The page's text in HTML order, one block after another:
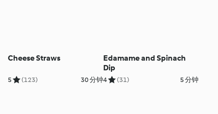
Cheese Straws
5 (123) 30 分钟
Edamame and Spinach
Dip
4 (31) 5 分钟